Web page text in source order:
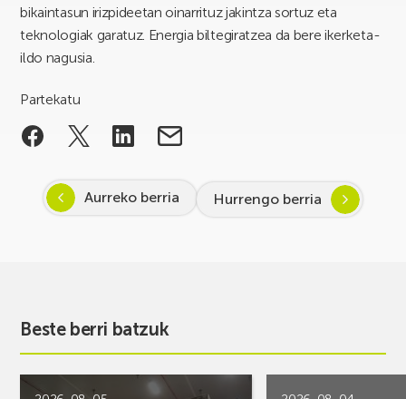
bikaintasun irizpideetan oinarrituz jakintza sortuz eta
teknologiak garatuz. Energia biltegiratzea da bere ikerketa-
ildo nagusia.
Partekatu
Aurreko berria Hurrengo berria
Beste berri batzuk